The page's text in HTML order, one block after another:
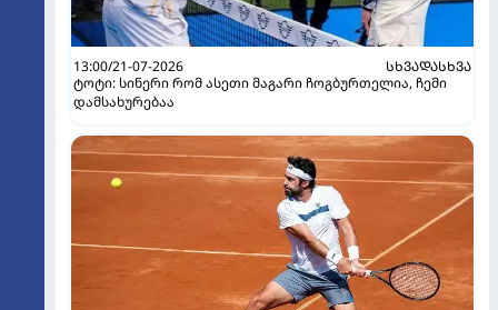
13:00/21-07-2026
ᲡᲮᲕᲐᲓᲐᲡᲮᲕᲐ
ტოტი: სინერი რომ ასეთი მაგარი ჩოგბურთელია, ჩემი
დამსახურებაა